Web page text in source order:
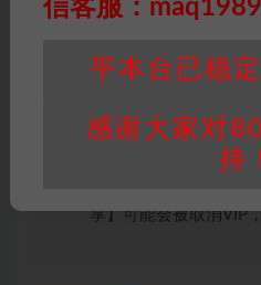
积分说明
∶剧本杀下载
站整理资料的时间成
重要提醒∶任何情况下
问或购买使用引起的
享】可能会被取消VIP
信客服：maq1989
平本台已稳
感谢大家对
持